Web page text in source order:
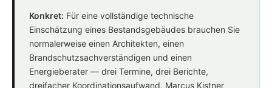
Konkret: Für eine vollständige technische
Einschätzung eines Bestandsgebäudes brauchen Sie
normalerweise einen Architekten, einen
Brandschutzsachverständigen und einen
Energieberater — drei Termine, drei Berichte,
dreifacher Koordinationsaufwand. Marcus Kistner